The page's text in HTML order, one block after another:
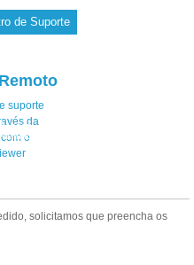
de Suporte
Acesso
Remoto
solicitamos que preencha os